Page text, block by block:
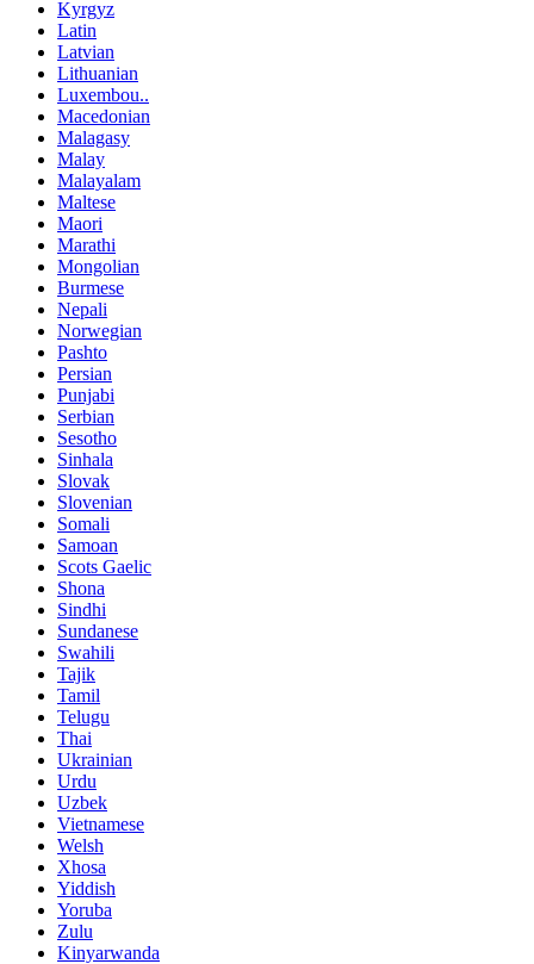
Kyrgyz
Latin
Latvian
Lithuanian
Luxembou..
Macedonian
Malagasy
Malay
Malayalam
Maltese
Maori
Marathi
Mongolian
Burmese
Nepali
Norwegian
Pashto
Persian
Punjabi
Serbian
Sesotho
Sinhala
Slovak
Slovenian
Somali
Samoan
Scots Gaelic
Shona
Sindhi
Sundanese
Swahili
Tajik
Tamil
Telugu
Thai
Ukrainian
Urdu
Uzbek
Vietnamese
Welsh
Xhosa
Yiddish
Yoruba
Zulu
Kinyarwanda